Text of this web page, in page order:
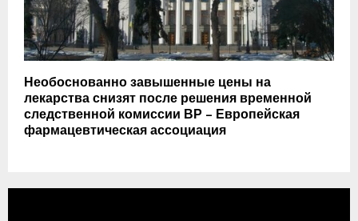
Необоснованно завышенные цены на
лекарства снизят после решения временной
следственной комиссии ВР – Европейская
фармацевтическая ассоциация